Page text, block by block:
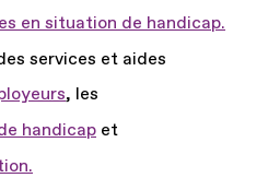
en situation de handicap.
services et aides
, les
handicap et